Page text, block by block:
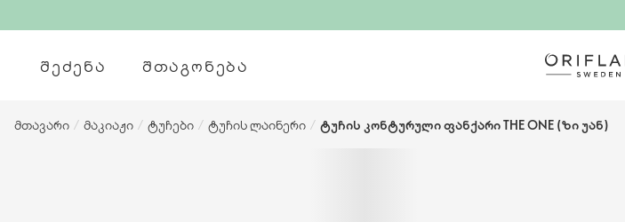
ᲨᲔᲫᲔᲜᲐ ᲨᲗᲐᲒᲝᲜᲔᲑᲐ
მთავარი / მაკიაჟი / ტუჩები / ტუჩის ლაინერი / ტუჩის კონტურული ფანქარი THE ONE (ზი უან)